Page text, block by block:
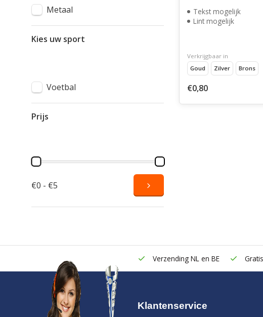
Metaal
Kies uw sport
Voetbal
Prijs
€0 - €5
Tekst mogelijk
Lint mogelijk
Verkrijgbaar in
Goud
Zilver Brons
€0,80
Verzending NL en BE
Klantenservice